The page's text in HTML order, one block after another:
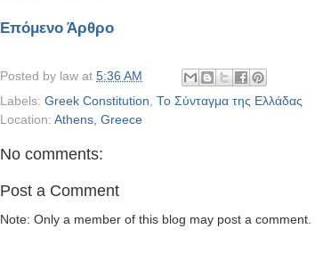
Επόμενο Άρθρο
Posted by law at 5:36 AM
Labels: Greek Constitution Το Σύνταγμα της Ελλάδας
Location: Athens, Greece
No comments:
Post a Comment
Note: Only a member of this blog may post a comment.